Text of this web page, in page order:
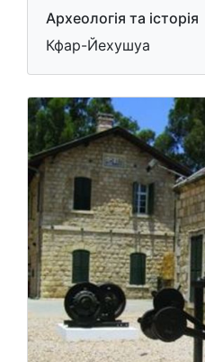
Археологія та історія
Кфар-Йехушуа